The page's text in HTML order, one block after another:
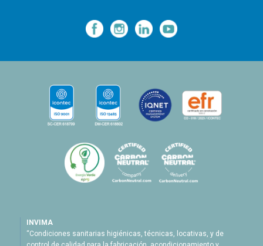
— — —
INVIMA
“Condiciones sanitarias higiénicas, técnicas, locativas, y de